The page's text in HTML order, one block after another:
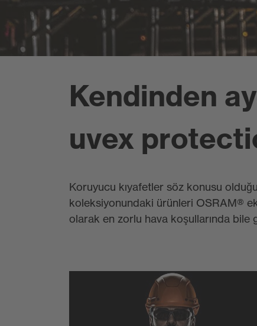
Kendinden
uvex
Koruyucu kıyafetler söz konusu
koleksiyonundaki ürünleri OSRAM®
olarak en zorlu hava koşullarında bile